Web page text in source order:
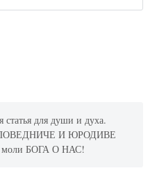
для души и духа.
И ЮРОДИВЕ
БОГА О НАС!